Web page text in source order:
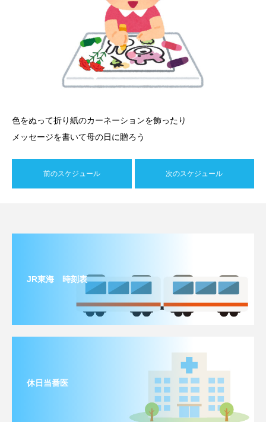
色をぬって折り紙のカーネーションを飾ったり
メッセージを書いて母の日に贈ろう
前のスケジュール 次のスケジュール
JR東海 時刻表
休日当番医